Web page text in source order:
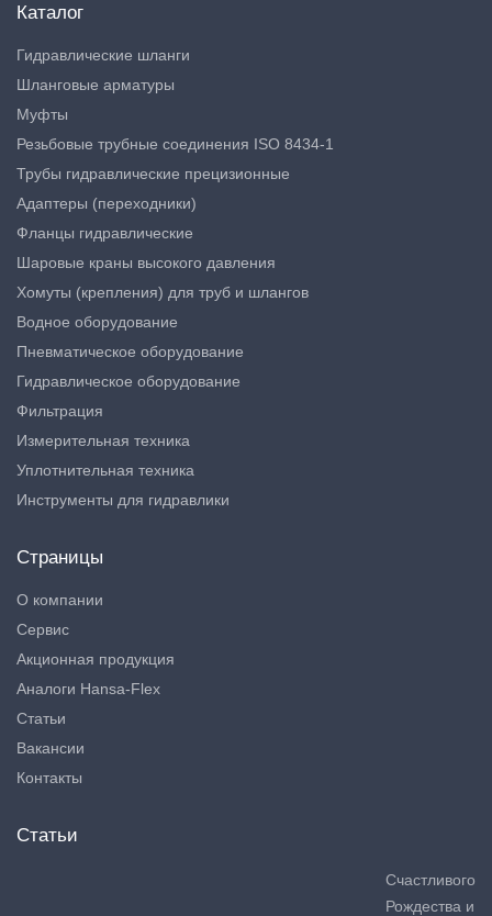
Каталог
Гидравлические шланги
Шланговые арматуры
Муфты
Резьбовые трубные соединения ISO 8434-1
Трубы гидравлические прецизионные
Адаптеры (переходники)
Фланцы гидравлические
Шаровые краны высокого давления
Хомуты (крепления) для труб и шлангов
Водное оборудование
Пневматическое оборудование
Гидравлическое оборудование
Фильтрация
Измерительная техника
Уплотнительная техника
Инструменты для гидравлики
Страницы
О компании
Сервис
Акционная продукция
Аналоги Hansa-Flex
Статьи
Вакансии
Контакты
Статьи
Счастливого
Рождества и